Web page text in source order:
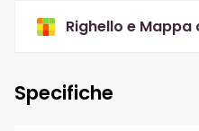
Righello e
Specifiche